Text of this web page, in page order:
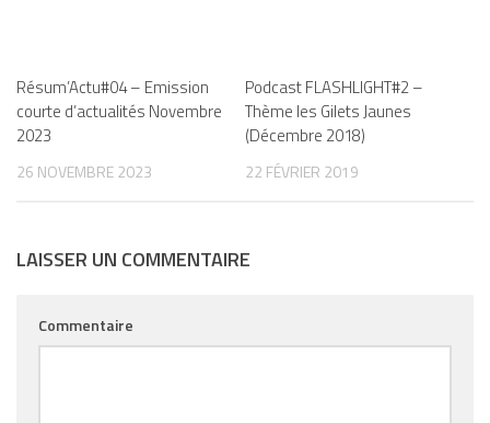
Résum’Actu#04 – Emission
courte d’actualités Novembre
2023
26 NOVEMBRE 2023
Podcast FLASHLIGHT#2 –
Thème les Gilets Jaunes
(Décembre 2018)
22 FÉVRIER 2019
LAISSER UN COMMENTAIRE
Commentaire